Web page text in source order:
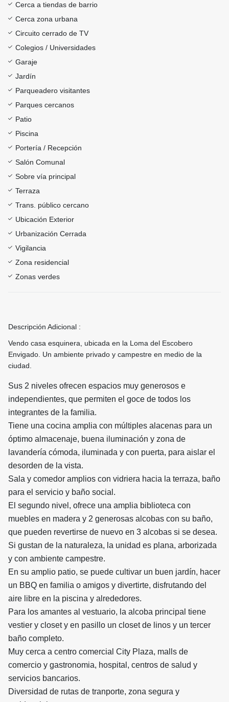
Cerca a tiendas de barrio
Cerca zona urbana
Circuito cerrado de TV
Colegios / Universidades
Garaje
Jardín
Parqueadero visitantes
Parques cercanos
Patio
Piscina
Portería / Recepción
Salón Comunal
Sobre vía principal
Terraza
Trans. público cercano
Ubicación Exterior
Urbanización Cerrada
Vigilancia
Zona residencial
Zonas verdes
Descripción Adicional :
Vendo casa esquinera, ubicada en la Loma del Escobero
Envigado. Un ambiente privado y campestre en medio de la
ciudad.
Sus 2 niveles ofrecen espacios muy generosos e
independientes, que permiten el goce de todos los
integrantes de la familia.
Tiene una cocina amplia con múltiples alacenas para un
óptimo almacenaje, buena iluminación y zona de
lavandería cómoda, iluminada y con puerta, para aislar el
desorden de la vista.
Sala y comedor amplios con vidriera hacia la terraza, baño
para el servicio y baño social.
El segundo nivel, ofrece una amplia biblioteca con
muebles en madera y 2 generosas alcobas con su baño,
que pueden revertirse de nuevo en 3 alcobas si se desea.
Si gustan de la naturaleza, la unidad es plana, arborizada
y con ambiente campestre.
En su amplio patio, se puede cultivar un buen jardín, hacer
un BBQ en familia o amigos y divertirte, disfrutando del
aire libre en la piscina y alrededores.
Para los amantes al vestuario, la alcoba principal tiene
vestier y closet y en pasillo un closet de linos y un tercer
baño completo.
Muy cerca a centro comercial City Plaza, malls de
comercio y gastronomia, hospital, centros de salud y
servicios bancarios.
Diversidad de rutas de tranporte, zona segura y